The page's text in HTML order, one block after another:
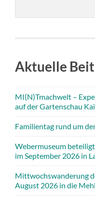
Aktuelle
MI(N)Tmachwelt –
auf der Gartenschau
Familientag rund um
Webermuseum beteiligt
im September 2026 in
Mittwochswanderung
August 2026 in die